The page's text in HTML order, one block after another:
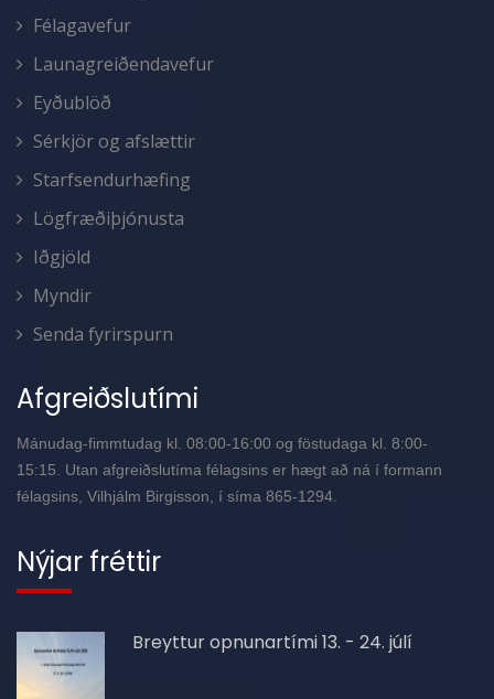
Félagavefur
Launagreiðendavefur
Eyðublöð
Sérkjör og afslættir
Starfsendurhæfing
Lögfræðiþjónusta
Iðgjöld
Myndir
Senda fyrirspurn
Afgreiðslutími
Mánudag-fimmtudag kl. 08:00-16:00 og föstudaga kl. 8:00-
15:15. Utan afgreiðslutíma félagsins er hægt að ná í formann
félagsins, Vilhjálm Birgisson, í síma 865-1294.
Nýjar fréttir
Breyttur opnunartími 13. - 24. júlí